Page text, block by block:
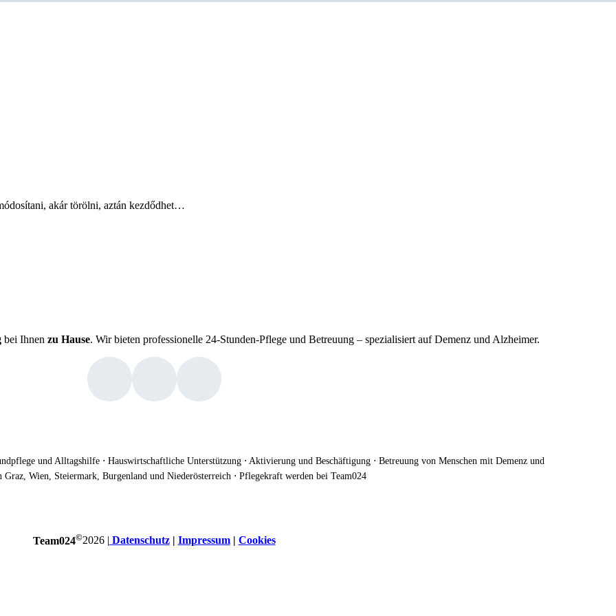
akár törölni, aztán kezdődhet…
bei Ihnen zu Hause. Wir bieten professionelle 24-Stunden-Pflege und Betreuung – spezialisiert auf Demenz und Alzheimer.
und Alltagshilfe ⋅ Hauswirtschaftliche Unterstützung ⋅ Aktivierung und Beschäftigung ⋅ Betreuung von Menschen mit Demenz und
Wien, Steiermark, Burgenland und Niederösterreich ⋅ Pflegekraft werden bei Team024
Team024©2026| Datenschutz| Impressum| Cookies